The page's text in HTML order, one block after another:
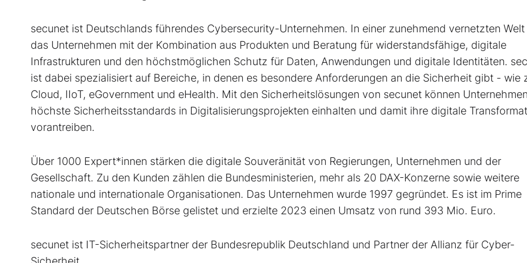
secunet ist Deutschlands führendes Cybersecurity-Unternehmen. In einer zunehmend vernetzten
das Unternehmen mit der Kombination aus Produkten und Beratung für widerstandsfähige, digitale
Infrastrukturen und den höchstmöglichen Schutz für Daten, Anwendungen und digitale Identitäten.
ist dabei spezialisiert auf Bereiche, in denen es besondere Anforderungen an die Sicherheit gibt - wie
Cloud, IIoT, eGovernment und eHealth. Mit den Sicherheitslösungen von secunet können Unternehmen
höchste Sicherheitsstandards in Digitalisierungsprojekten einhalten und damit ihre digitale
vorantreiben.
Über 1000 Expert*innen stärken die digitale Souveränität von Regierungen, Unternehmen und der
Gesellschaft. Zu den Kunden zählen die Bundesministerien, mehr als 20 DAX-Konzerne sowie weitere
nationale und internationale Organisationen. Das Unternehmen wurde 1997 gegründet. Es ist im Prime
Standard der Deutschen Börse gelistet und erzielte 2023 einen Umsatz von rund 393 Mio. Euro.
secunet ist IT-Sicherheitspartner der Bundesrepublik Deutschland und Partner der Allianz für Cyber-